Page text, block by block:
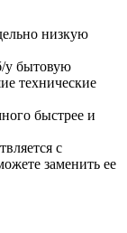
низкую
у бытовую
технические
быстрее и
с
заменить ее